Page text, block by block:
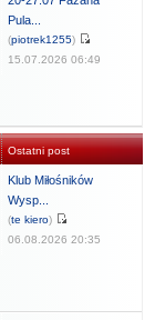
Pula...
(piotrek1255)
15.07.2026 06:49
Ostatni post
Klub Miłośników
Wysp...
(te kiero)
06.08.2026 20:35